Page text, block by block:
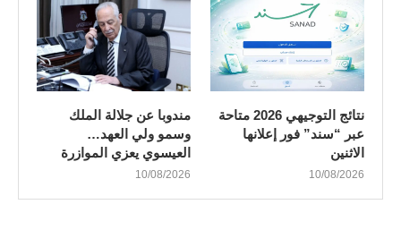
نتائج التوجيهي 2026 متاحة
عبر “سند” فور إعلانها
الاثنين
10/08/2026
مندوبا عن جلالة الملك
وسمو ولي العهد…
العيسوي يعزي الموازرة
10/08/2026